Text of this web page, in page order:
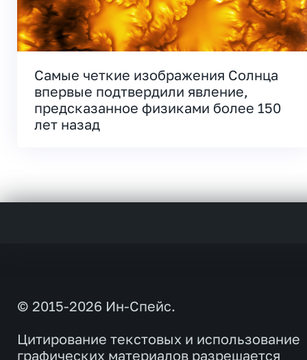
Самые четкие изображения Солнца
впервые подтвердили явление,
предсказанное физиками более 150
лет назад
© 2015-2026 Ин-Спейс.
Цитирование текстовых и использование
графических материалов разрешается